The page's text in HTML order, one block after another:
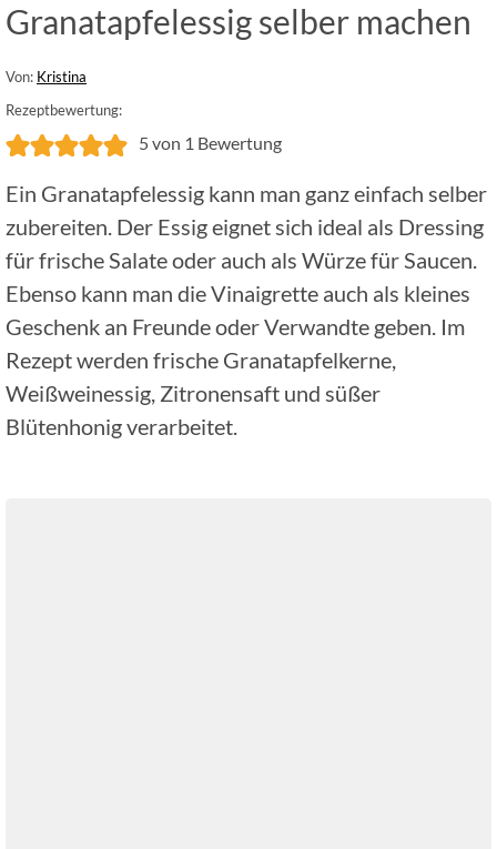
Granatapfelessig selber machen
Von: Kristina
Rezeptbewertung:
5von 1 Bewertung
Ein Granatapfelessig kann man ganz einfach selber
zubereiten. Der Essig eignet sich ideal als Dressing
für frische Salate oder auch als Würze für Saucen.
Ebenso kann man die Vinaigrette auch als kleines
Geschenk an Freunde oder Verwandte geben. Im
Rezept werden frische Granatapfelkerne,
Weißweinessig, Zitronensaft und süßer
Blütenhonig verarbeitet.